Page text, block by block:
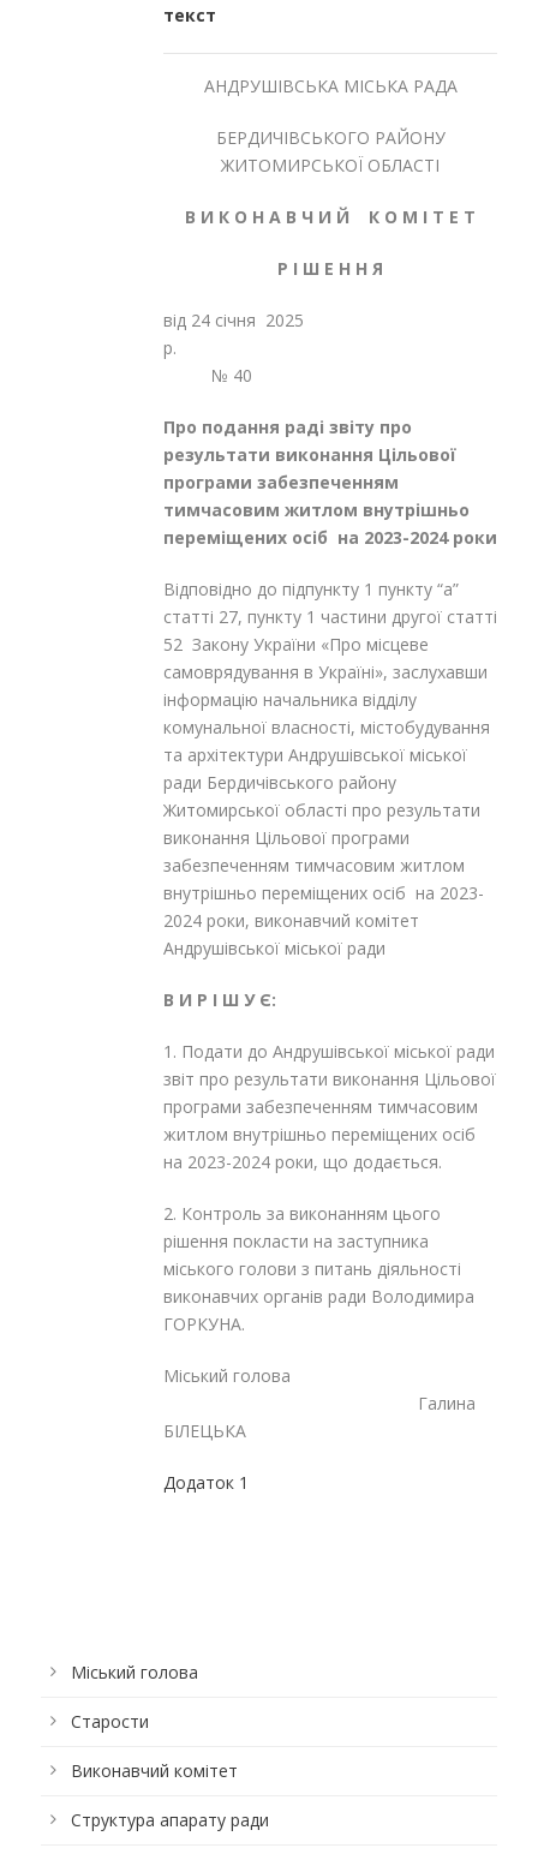
текст
АНДРУШІВСЬКА МІСЬКА РАДА
БЕРДИЧІВСЬКОГО РАЙОНУ
ЖИТОМИРСЬКОЇ ОБЛАСТІ
В И К О Н А В Ч И Й К О М І Т Е Т
Р І Ш Е Н Н Я
від 24 січня 2025
№ 40
Про подання раді звіту про
результати виконання Цільової
програми забезпеченням
тимчасовим житлом внутрішньо
переміщених осіб на 2023-2024 роки
Відповідно до підпункту 1 пункту “а”
статті 27, пункту 1 частини другої статті
52 Закону України «Про місцеве
самоврядування в Україні», заслухавши
інформацію начальника відділу
комунальної власності, містобудування
та архітектури Андрушівської міської
ради Бердичівського району
Житомирської області про результати
виконання Цільової програми
забезпеченням тимчасовим житлом
внутрішньо переміщених осіб на 2023-
2024 роки, виконавчий комітет
Андрушівської міської ради
В И Р І Ш У Є:
1. Подати до Андрушівської міської ради
звіт про результати виконання Цільової
програми забезпеченням тимчасовим
житлом внутрішньо переміщених осіб
на 2023-2024 роки, що додається.
2. Контроль за виконанням цього
рішення покласти на заступника
міського голови з питань діяльності
виконавчих органів ради Володимира
ГОРКУНА.
Міський голова
Галина
БІЛЕЦЬКА
Додаток 1
Міський голова
Старости
Виконавчий комітет
Структура апарату ради